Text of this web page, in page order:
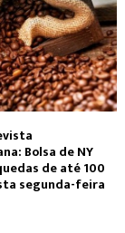
Bolsa de NY
de até 100
segunda-feira